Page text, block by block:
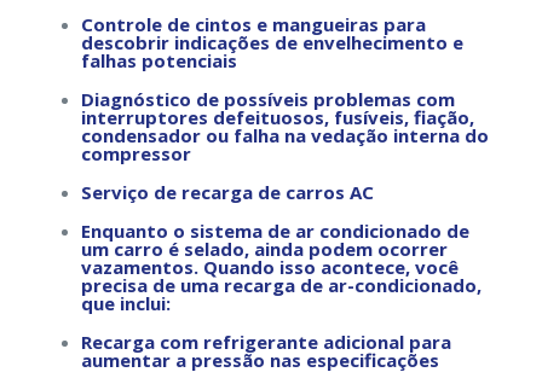
Controle de cintos e mangueiras para
descobrir indicações de envelhecimento e
falhas potenciais
Diagnóstico de possíveis problemas com
interruptores defeituosos, fusíveis, fiação,
condensador ou falha na vedação interna do
compressor
Serviço de recarga de carros AC
Enquanto o sistema de ar condicionado de
um carro é selado, ainda podem ocorrer
vazamentos. Quando isso acontece, você
precisa de uma recarga de ar-condicionado,
que inclui:
Recarga com refrigerante adicional para
aumentar a pressão nas especificações